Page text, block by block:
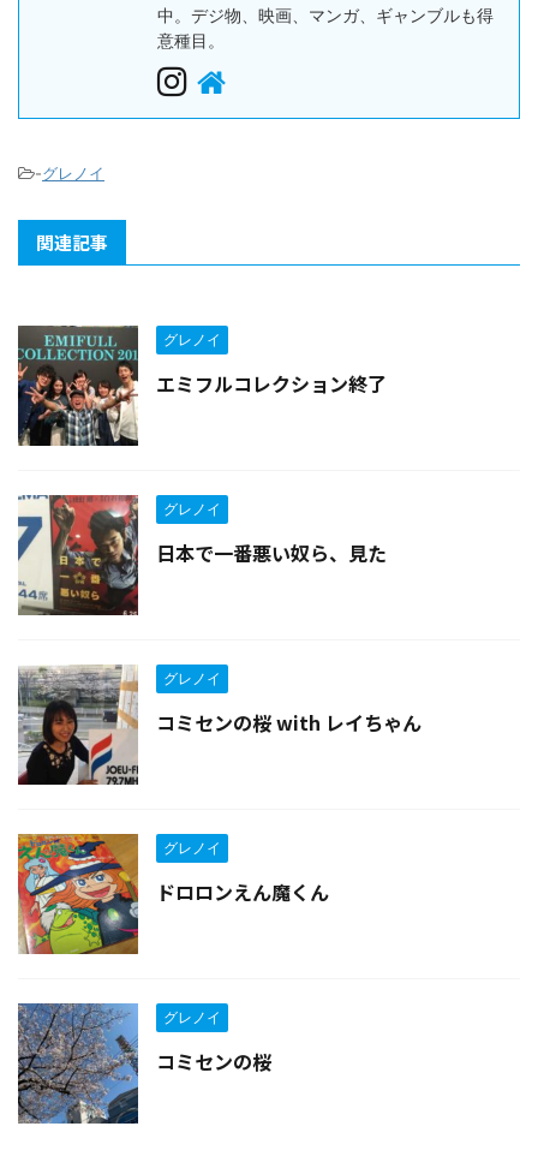
中。デジ物、映画、マンガ、ギャンブルも得
意種目。
-グレノイ
関連記事
グレノイ
エミフルコレクション終了
グレノイ
日本で一番悪い奴ら、見た
グレノイ
コミセンの桜 with レイちゃん
グレノイ
ドロロンえん魔くん
グレノイ
コミセンの桜